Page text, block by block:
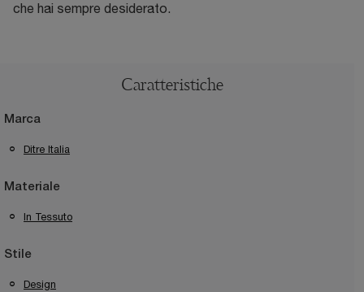
che hai sempre desiderato.
Caratteristiche
Marca
Ditre Italia
Materiale
In Tessuto
Stile
Design